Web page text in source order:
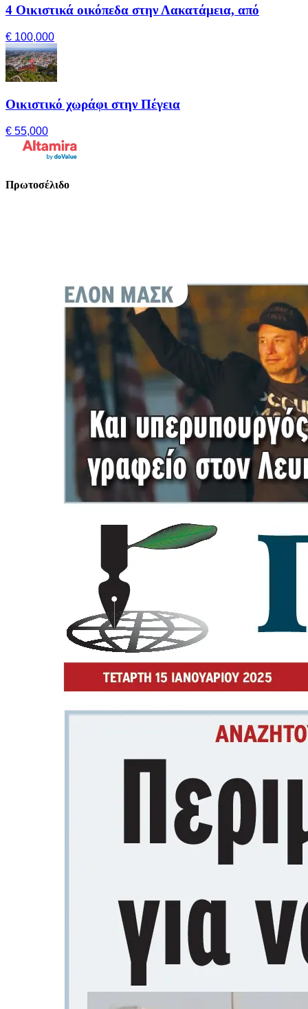
4 Οικιστικά οικόπεδα στην Λακατάμεια, από
€ 100,000
Οικιστικό χωράφι στην Πέγεια
€ 55,000
Πρωτοσέλιδο